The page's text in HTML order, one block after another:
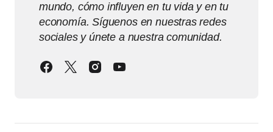
mundo, cómo influyen en tu vida y en tu
economía. Síguenos en nuestras redes
sociales y únete a nuestra comunidad.